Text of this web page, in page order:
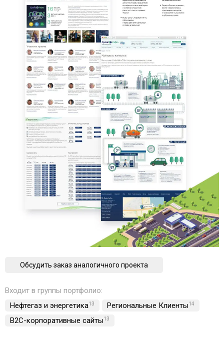
Обсудить заказ аналогичного проекта
Входит в группы портфолио:
Нефтегаз и энергетика13 Региональные Клиенты14
B2C-корпоративные сайты13